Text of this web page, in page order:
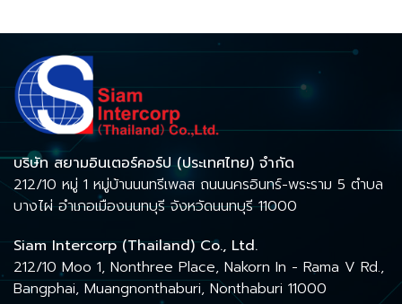
บริษัท สยามอินเตอร์คอร์ป (ประเทศไทย) จำกัด
212/10 หมู่ 1 หมู่บ้านนนทรีเพลส ถนนนครอินทร์-พระราม 5 ตำบล
บางไผ่ อำเภอเมืองนนทบุรี จังหวัดนนทบุรี 11000
Siam Intercorp (Thailand) Co., Ltd.
212/10 Moo 1, Nonthree Place, Nakorn In - Rama V Rd.,
Bangphai, Muangnonthaburi, Nonthaburi 11000